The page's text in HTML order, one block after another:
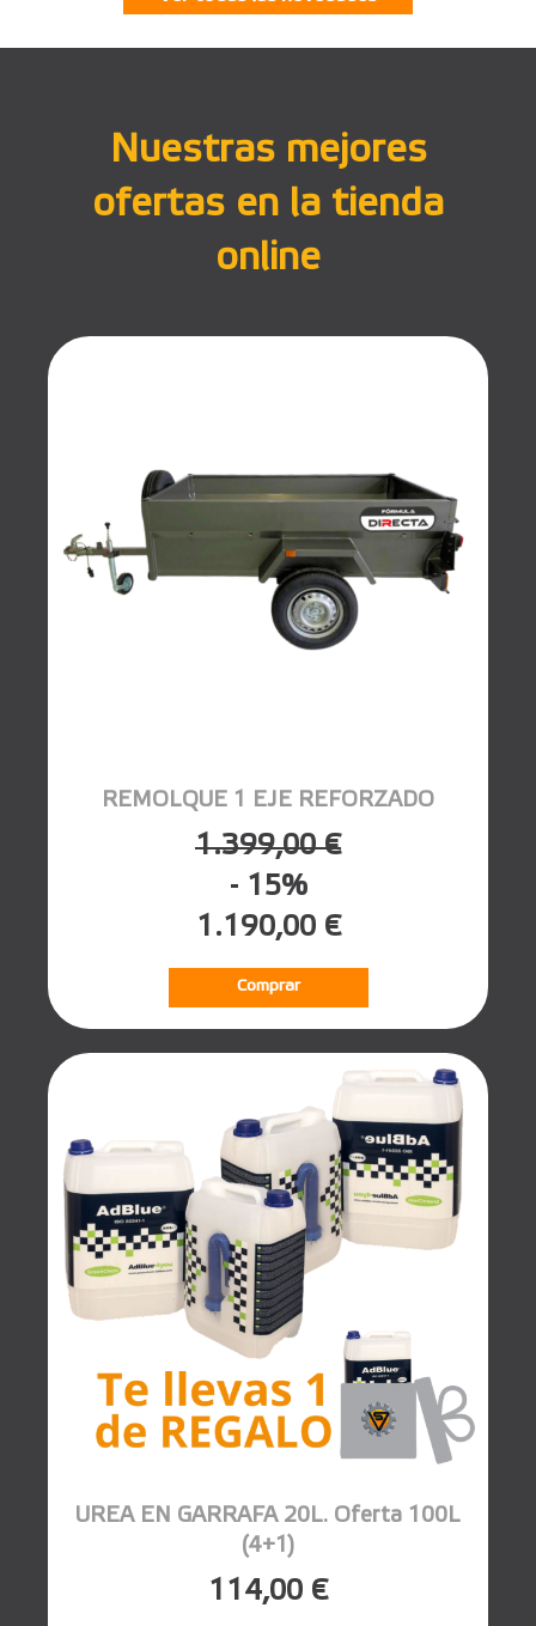
Nuestras mejores
ofertas en la tienda
online
REMOLQUE 1 EJE REFORZADO
1.399,00 €
- 15%
1.190,00 €
Comprar
UREA EN GARRAFA 20L. Oferta 100L
(4+1)
114,00 €